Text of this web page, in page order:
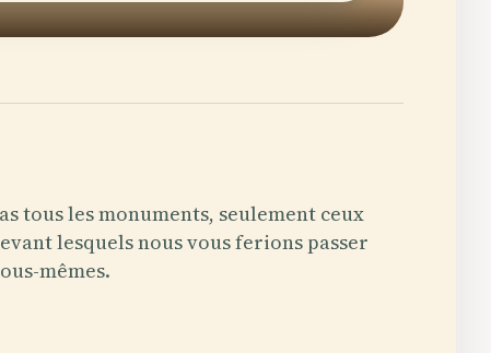
tous les monuments, seulement ceux
lesquels nous vous ferions passer
mêmes.